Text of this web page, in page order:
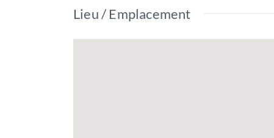
Lieu / Emplacement